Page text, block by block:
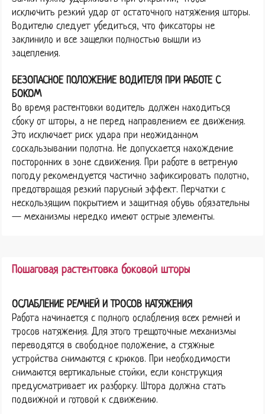
исключить резкий удар от остаточного натяжения шторы.
Водителю следует убедиться, что фиксаторы не
заклинило и все защелки полностью вышли из
зацепления.
БЕЗОПАСНОЕ ПОЛОЖЕНИЕ ВОДИТЕЛЯ ПРИ РАБОТЕ С
БОКОМ
Во время растентовки водитель должен находиться
сбоку от шторы, а не перед направлением ее движения.
Это исключает риск удара при неожиданном
соскальзывании полотна. Не допускается нахождение
посторонних в зоне сдвижения. При работе в ветреную
погоду рекомендуется частично зафиксировать полотно,
предотвращая резкий парусный эффект. Перчатки с
нескользящим покрытием и защитная обувь обязательны
— механизмы нередко имеют острые элементы.
Пошаговая растентовка боковой шторы
ОСЛАБЛЕНИЕ РЕМНЕЙ И ТРОСОВ НАТЯЖЕНИЯ
Работа начинается с полного ослабления всех ремней и
тросов натяжения. Для этого трещоточные механизмы
переводятся в свободное положение, а стяжные
устройства снимаются с крюков. При необходимости
снимаются вертикальные стойки, если конструкция
предусматривает их разборку. Штора должна стать
подвижной и готовой к сдвижению.